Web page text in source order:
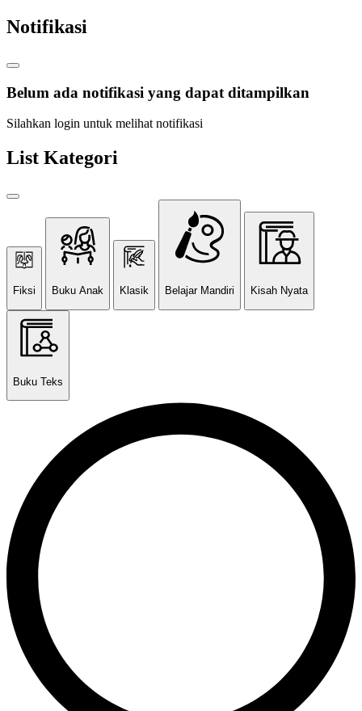
Notifikasi
Belum ada notifikasi yang dapat ditampilkan
Silahkan login untuk melihat notifikasi
List Kategori
Fiksi Buku Anak Klasik Belajar Mandiri Kisah Nyata
Buku Teks